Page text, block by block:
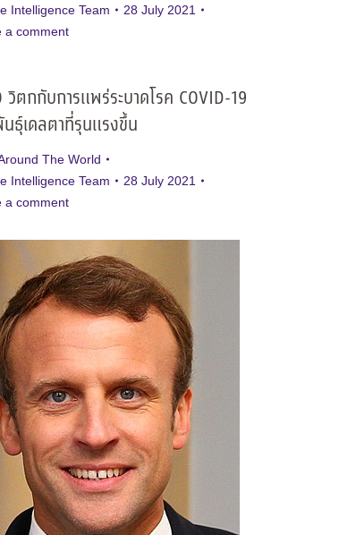
Intelligence Team
28 July 2021
a comment
วิตกกับการแพร่ระบาดโรค COVID-19
ธุ์เดลตาที่รุนแรงขึ้น
The World
Intelligence Team
28 July 2021
a comment